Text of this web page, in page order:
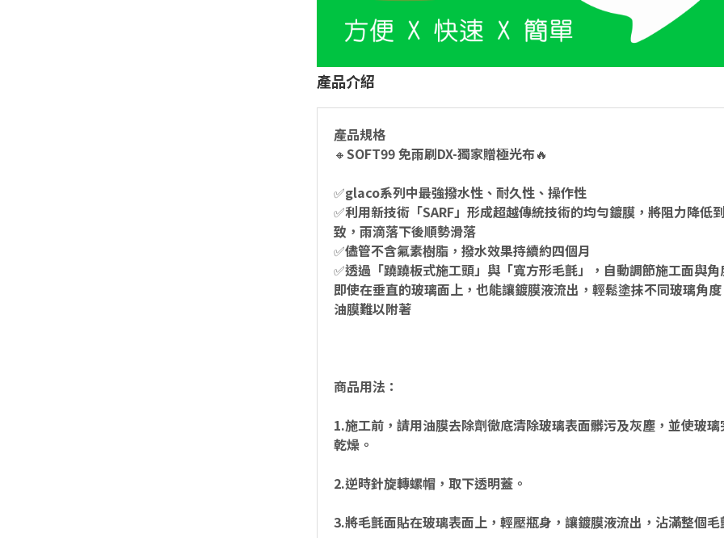
產品介紹
產品規格
🔸️SOFT99 免雨刷DX-獨家贈極光布🔥
✅glaco系列中最強撥水性、耐久性、操作性
✅利用新技術「SARF」形成超越傳統技術的均勻鍍膜，將阻力降低
致，雨滴落下後順勢滑落
✅儘管不含氟素樹脂，撥水效果持續約四個月
✅透過「蹺蹺板式施工頭」與「寬方形毛氈」，自動調節施工面與角
即使在垂直的玻璃面上，也能讓鍍膜液流出，輕鬆塗抹不同玻璃角
油膜難以附著
商品用法：
1.施工前，請用油膜去除劑徹底清除玻璃表面髒污及灰塵，並使玻璃
乾燥。
2.逆時針旋轉螺帽，取下透明蓋。
3.將毛氈面貼在玻璃表面上，輕壓瓶身，讓鍍膜液流出，沾滿整個毛